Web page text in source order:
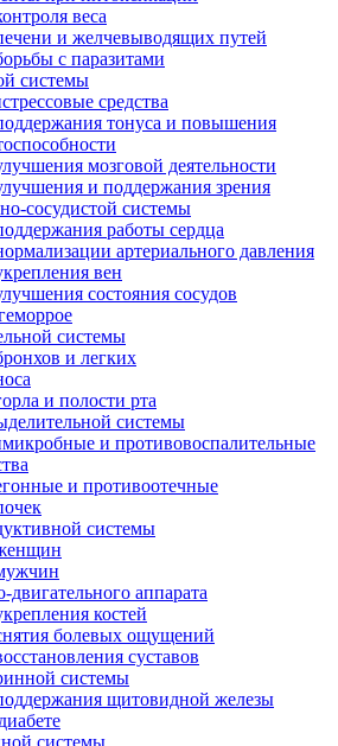
веса
и желчевыводящих путей
с паразитами
системы
средства
тонуса и повышения
мозговой деятельности
и поддержания зрения
сосудистой системы
работы сердца
артериального давления
вен
состояния сосудов
системы
и легких
и полости рта
системы
и противовоспалительные
и противоотечные
системы
двигательного аппарата
костей
болевых ощущений
суставов
системы
щитовидной железы
системы